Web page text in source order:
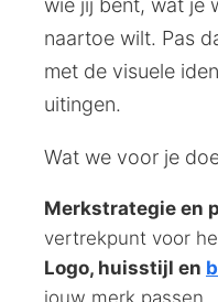
wie jij bent, wat je
naartoe wilt. Pas
met de visuele
uitingen.
Wat we voor je
Merkstrategie en
vertrekpunt voor
Logo, huisstijl en
jouw merk passen